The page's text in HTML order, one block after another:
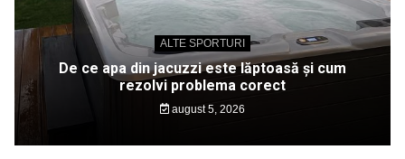
ALTE SPORTURI
De ce apa din jacuzzi este lăptoasă și cum
rezolvi problema corect
august 5, 2026